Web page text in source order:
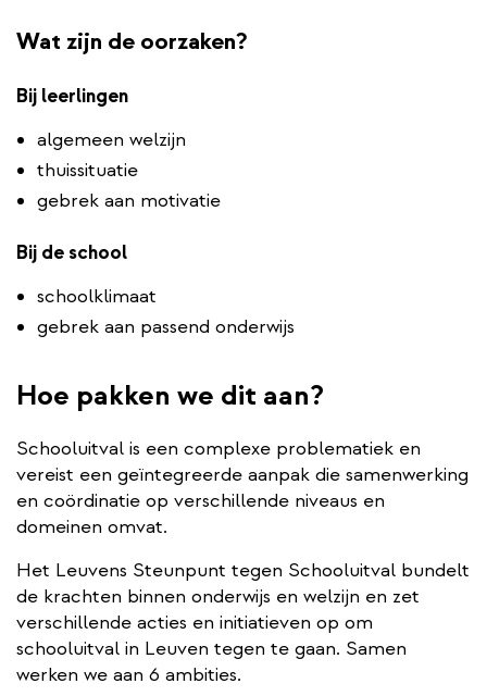
Wat zijn de oorzaken?
Bij leerlingen
algemeen welzijn
thuissituatie
gebrek aan motivatie
Bij de school
schoolklimaat
gebrek aan passend onderwijs
Hoe pakken we dit aan?
Schooluitval is een complexe problematiek en
vereist een geïntegreerde aanpak die samenwerking
en coördinatie op verschillende niveaus en
domeinen omvat.
Het Leuvens Steunpunt tegen Schooluitval bundelt
de krachten binnen onderwijs en welzijn en zet
verschillende acties en initiatieven op om
schooluitval in Leuven tegen te gaan. Samen
werken we aan 6 ambities.